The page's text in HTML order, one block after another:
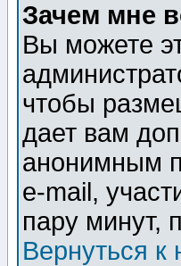
Зачем мне
Вы можете
чтобы
дает вам
анонимным
e-mail,
пару минут,
Вернуться к